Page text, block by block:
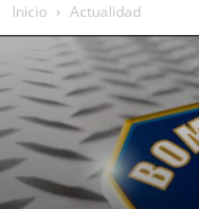
Inicio Actualidad